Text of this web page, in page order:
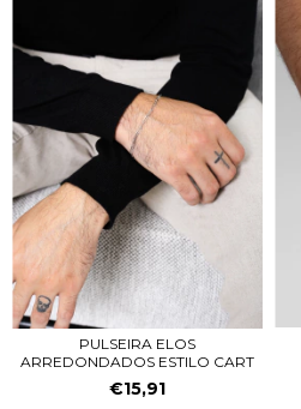
PULSEIRA ELOS
ARREDONDADOS ESTILO CART
€15,91